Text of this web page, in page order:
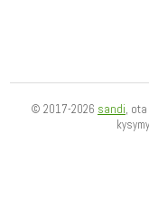
© 2017-2026 sandi,